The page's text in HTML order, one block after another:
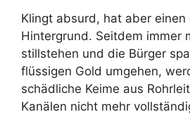
Klingt absurd, hat aber einen
Hintergrund. Seitdem immer
stillstehen und die Bürger
flüssigen Gold umgehen,
schädliche Keime aus
Kanälen nicht mehr